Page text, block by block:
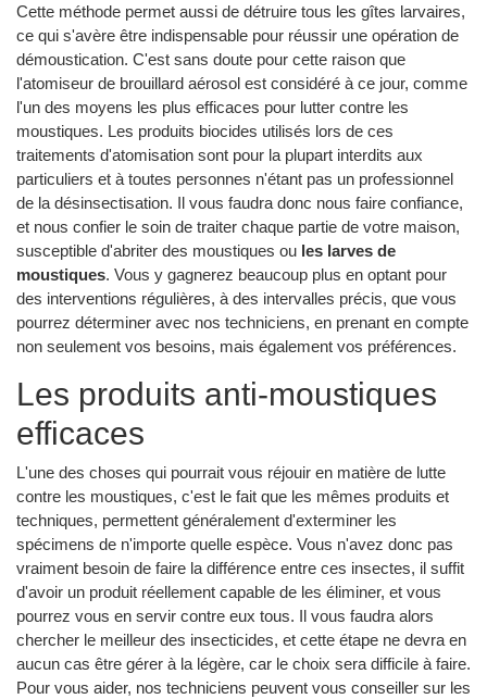
Cette méthode permet aussi de détruire tous les gîtes larvaires,
ce qui s'avère être indispensable pour réussir une opération de
démoustication. C'est sans doute pour cette raison que
l'atomiseur de brouillard aérosol est considéré à ce jour, comme
l'un des moyens les plus efficaces pour lutter contre les
moustiques. Les produits biocides utilisés lors de ces
traitements d'atomisation sont pour la plupart interdits aux
particuliers et à toutes personnes n'étant pas un professionnel
de la désinsectisation. Il vous faudra donc nous faire confiance,
et nous confier le soin de traiter chaque partie de votre maison,
susceptible d'abriter des moustiques ou les larves de
moustiques. Vous y gagnerez beaucoup plus en optant pour
des interventions régulières, à des intervalles précis, que vous
pourrez déterminer avec nos techniciens, en prenant en compte
non seulement vos besoins, mais également vos préférences.
Les produits anti-moustiques
efficaces
L'une des choses qui pourrait vous réjouir en matière de lutte
contre les moustiques, c'est le fait que les mêmes produits et
techniques, permettent généralement d'exterminer les
spécimens de n'importe quelle espèce. Vous n'avez donc pas
vraiment besoin de faire la différence entre ces insectes, il suffit
d'avoir un produit réellement capable de les éliminer, et vous
pourrez vous en servir contre eux tous. Il vous faudra alors
chercher le meilleur des insecticides, et cette étape ne devra en
aucun cas être gérer à la légère, car le choix sera difficile à faire.
Pour vous aider, nos techniciens peuvent vous conseiller sur les